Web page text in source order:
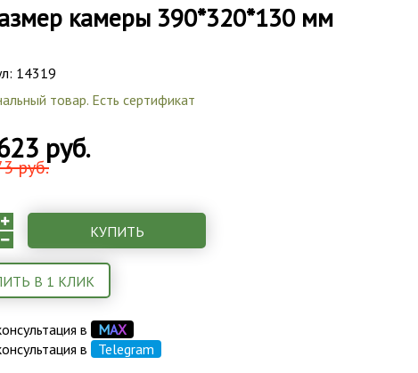
камеры 390*320*130 мм
14319
товар. Есть сертификат
руб.
руб.
КУПИТЬ
В 1 КЛИК
в МАХ
в
Telegram